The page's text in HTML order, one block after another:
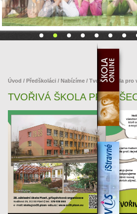
Úvod / Předškoláci / Nabízíme / Tvořivá škola pro
TVOŘIVÁ ŠKOLA PRO